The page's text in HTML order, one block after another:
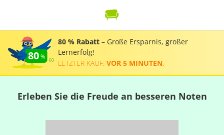
80
80 % Rabatt – Große Ersparnis, großer
Lernerfolg!
LETZTER KAUF: VOR 5 MINUTEN
Erleben Sie die Freude an besseren Noten